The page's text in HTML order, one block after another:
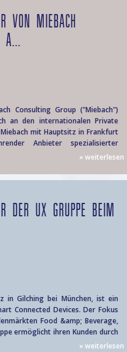
VON MIEBACH
A...
Consulting Group ("Miebach")
an den internationalen Private
mit Hauptsitz in Frankfurt
Anbieter spezialisierter
» weiterlesen
DER UX GRUPPE BEIM
in Gilching bei München, ist ein
Connected Devices. Der Fokus
Food &amp; Beverage,
ermöglicht ihren Kunden durch
» weiterlesen